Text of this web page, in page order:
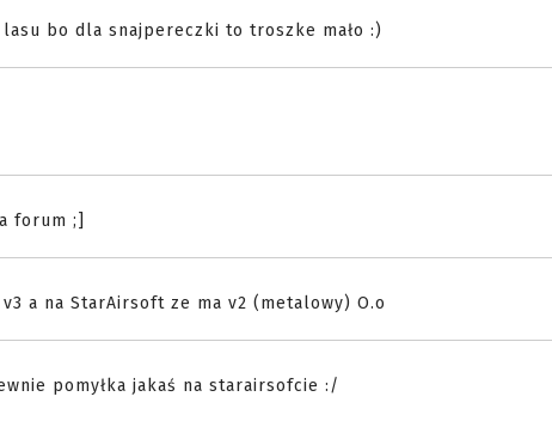
bo dla snajpereczki to troszke mało :)
forum ;]
a na StarAirsoft ze ma v2 (metalowy) O.o
pomyłka jakaś na starairsofcie :/